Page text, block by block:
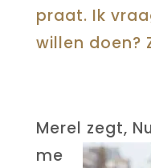
praat. Ik
willen doen?
Merel zegt,
me